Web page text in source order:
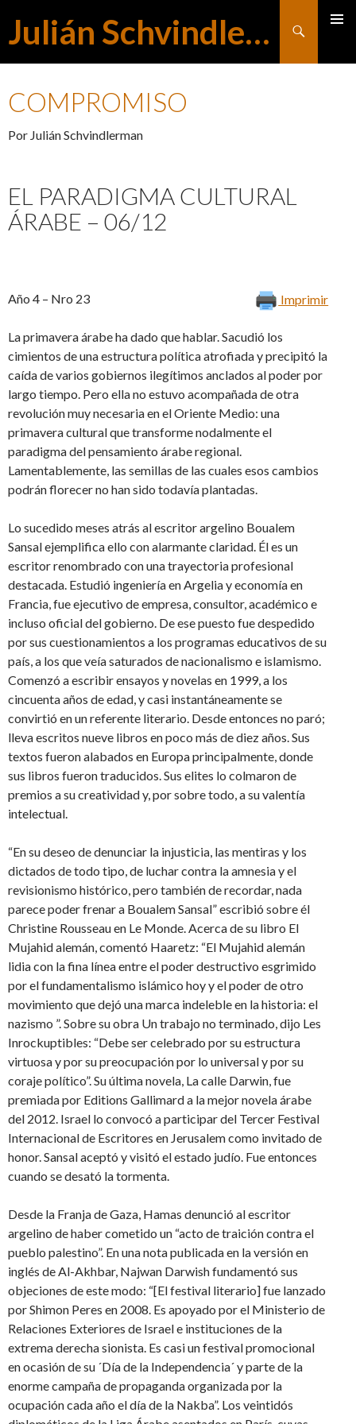
Julián Schvindlerman
Buscar
COMPROMISO
Por Julián Schvindlerman
EL PARADIGMA CULTURAL
ÁRABE – 06/12
Imprimir
Año 4 – Nro 23
La primavera árabe ha dado que hablar. Sacudió los
cimientos de una estructura política atrofiada y precipitó la
caída de varios gobiernos ilegítimos anclados al poder por
largo tiempo. Pero ella no estuvo acompañada de otra
revolución muy necesaria en el Oriente Medio: una
primavera cultural que transforme nodalmente el
paradigma del pensamiento árabe regional.
Lamentablemente, las semillas de las cuales esos cambios
podrán florecer no han sido todavía plantadas.
Lo sucedido meses atrás al escritor argelino Boualem
Sansal ejemplifica ello con alarmante claridad. Él es un
escritor renombrado con una trayectoria profesional
destacada. Estudió ingeniería en Argelia y economía en
Francia, fue ejecutivo de empresa, consultor, académico e
incluso oficial del gobierno. De ese puesto fue despedido
por sus cuestionamientos a los programas educativos de su
país, a los que veía saturados de nacionalismo e islamismo.
Comenzó a escribir ensayos y novelas en 1999, a los
cincuenta años de edad, y casi instantáneamente se
convirtió en un referente literario. Desde entonces no paró;
lleva escritos nueve libros en poco más de diez años. Sus
textos fueron alabados en Europa principalmente, donde
sus libros fueron traducidos. Sus elites lo colmaron de
premios a su creatividad y, por sobre todo, a su valentía
intelectual.
“En su deseo de denunciar la injusticia, las mentiras y los
dictados de todo tipo, de luchar contra la amnesia y el
revisionismo histórico, pero también de recordar, nada
parece poder frenar a Boualem Sansal” escribió sobre él
Christine Rousseau en Le Monde. Acerca de su libro El
Mujahid alemán, comentó Haaretz: “El Mujahid alemán
lidia con la fina línea entre el poder destructivo esgrimido
por el fundamentalismo islámico hoy y el poder de otro
movimiento que dejó una marca indeleble en la historia: el
nazismo ”. Sobre su obra Un trabajo no terminado, dijo Les
Inrockuptibles: “Debe ser celebrado por su estructura
virtuosa y por su preocupación por lo universal y por su
coraje político”. Su última novela, La calle Darwin, fue
premiada por Editions Gallimard a la mejor novela árabe
del 2012. Israel lo convocó a participar del Tercer Festival
Internacional de Escritores en Jerusalem como invitado de
honor. Sansal aceptó y visitó el estado judío. Fue entonces
cuando se desató la tormenta.
Desde la Franja de Gaza, Hamas denunció al escritor
argelino de haber cometido un “acto de traición contra el
pueblo palestino”. En una nota publicada en la versión en
inglés de Al-Akhbar, Najwan Darwish fundamentó sus
objeciones de este modo: “[El festival literario] fue lanzado
por Shimon Peres en 2008. Es apoyado por el Ministerio de
Relaciones Exteriores de Israel e instituciones de la
extrema derecha sionista. Es casi un festival promocional
en ocasión de su ´Día de la Independencia´ y parte de la
enorme campaña de propaganda organizada por la
ocupación cada año el día de la Nakba”. Los veintidós